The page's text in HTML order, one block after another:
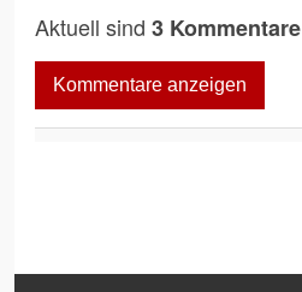
Aktuell sind 3 Kommentare
Kommentare anzeigen